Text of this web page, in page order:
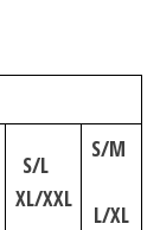
S/L
XL/XXL
S/M
L/XL